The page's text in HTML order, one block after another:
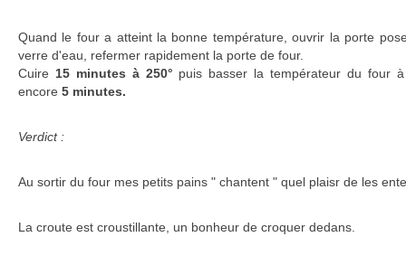
Quand le four a atteint la bonne température, ouvrir la porte
verre d'eau, refermer rapidement la porte de four.
Cuire 15 minutes à 250° puis basser la températeur du four
encore 5 minutes.
Verdict :
Au sortir du four mes petits pains " chantent " quel plaisr de les
La croute est croustillante, un bonheur de croquer dedans.